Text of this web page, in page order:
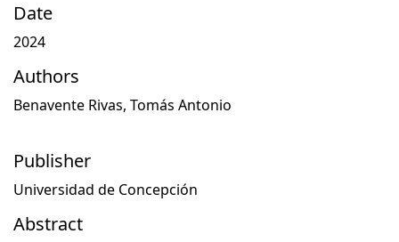
Date
2024
Authors
Benavente Rivas, Tomás Antonio
Publisher
Universidad de Concepción
Abstract